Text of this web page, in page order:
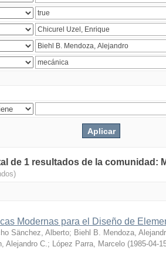
de 1 resultados de la comunidad:
Modernas para el Diseño de
Sänchez, Alberto; Biehl B. Mendoza,
Alejandro C.; López Parra, Marcelo (1985-04-